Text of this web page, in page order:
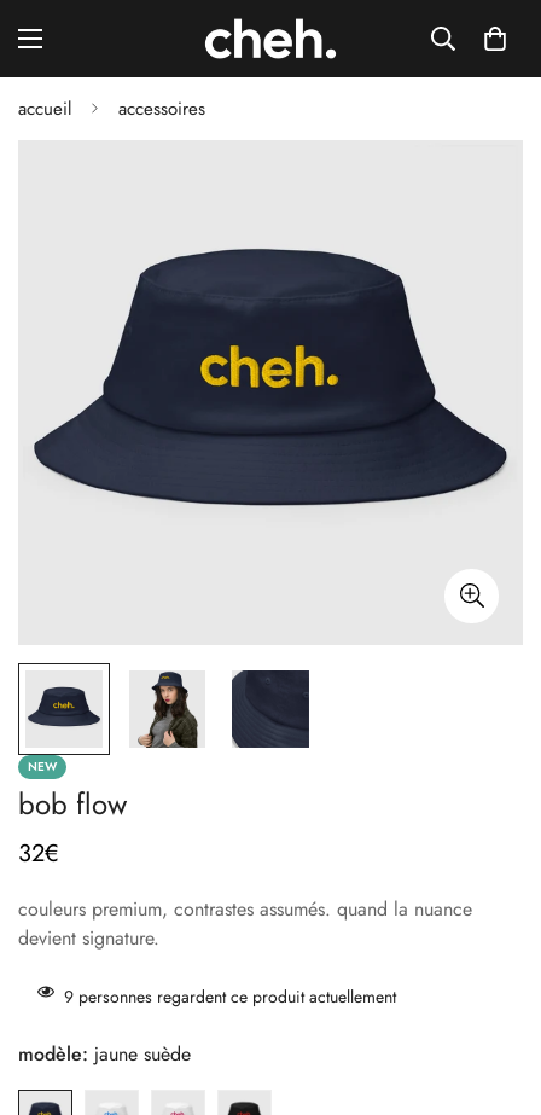
accueil accessoires
NEW
bob flow
prix
habituel
32€
couleurs premium, contrastes assumés. quand la nuance
devient signature.
9 personnes regardent ce produit actuellement
modèle: jaune suède